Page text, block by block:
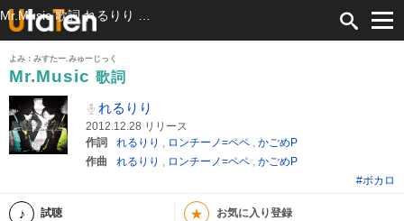
よみ：みすたー.みゅーじっく
Mr.Music 歌詞
れるりり
2012.12.28 リリース
作詞
れるりり , ロンチーノ=ペペ , かごめP
作曲
れるりり , ロンチーノ=ペペ , かごめP
#ボカロ
試聴 ★ お気に入り登録